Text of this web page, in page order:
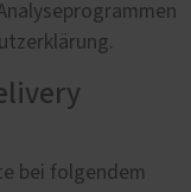
bei folgendem